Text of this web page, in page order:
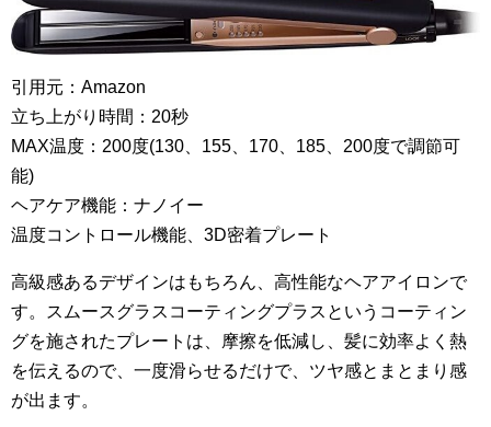
引用元：Amazon
立ち上がり時間：20秒
MAX温度：200度(130、155、170、185、200度で調節可
能)
ヘアケア機能：ナノイー
温度コントロール機能、3D密着プレート
高級感あるデザインはもちろん、高性能なヘアアイロンで
す。スムースグラスコーティングプラスというコーティン
グを施されたプレートは、摩擦を低減し、髪に効率よく熱
を伝えるので、一度滑らせるだけで、ツヤ感とまとまり感
が出ます。